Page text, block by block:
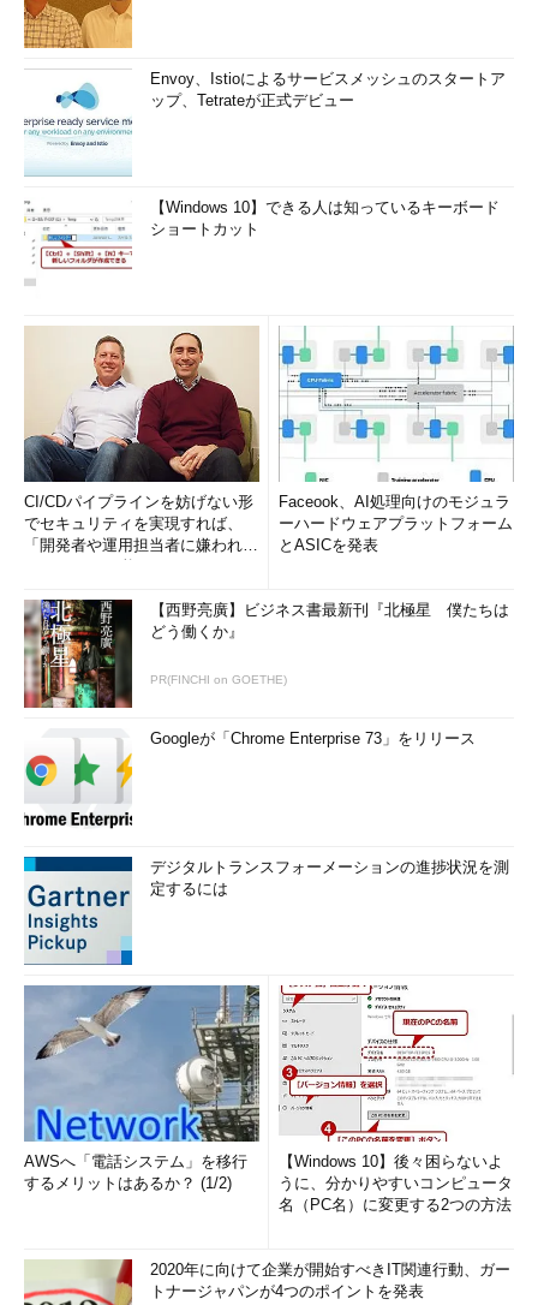
Envoy、Istioによるサービスメッシュのスタートア
ップ、Tetrateが正式デビュー
【Windows 10】できる人は知っているキーボード
ショートカット
CI/CDパイプラインを妨げない形
でセキュリティを実現すれば、
「開発者や運用担当者に嫌われな
Faceook、AI処理向けのモジュラ
ーハードウェアプラットフォーム
とASICを発表
【西野亮廣】ビジネス書最新刊『北極星 僕たちは
どう働くか』
PR(FINCHI on GOETHE)
Googleが「Chrome Enterprise 73」をリリース
デジタルトランスフォーメーションの進捗状況を測
定するには
AWSへ「電話システム」を移行
するメリットはあるか？ (1/2)
【Windows 10】後々困らないよ
うに、分かりやすいコンピュータ
名（PC名）に変更する2つの方法
2020年に向けて企業が開始すべきIT関連行動、ガー
トナージャパンが4つのポイントを発表